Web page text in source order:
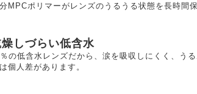
MPCポリマーがレンズのうるうる状態を長時間
しづらい低含水
の低含水レンズだから、涙を吸収しにくく、うる
個人差があります。